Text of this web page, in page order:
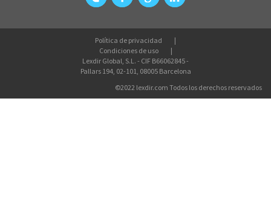
Política de privacidad
Condiciones de uso
Lexdir Global, S.L. - CIF B66062845 -
Pallars 194, 02-101, 08005 Barcelona
©2022 lexdir.com Todos los derechos reservados